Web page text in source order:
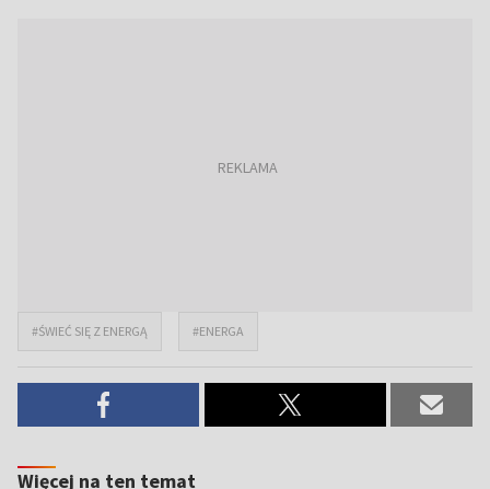
#ŚWIEĆ SIĘ Z ENERGĄ #ENERGA
Więcej na ten temat